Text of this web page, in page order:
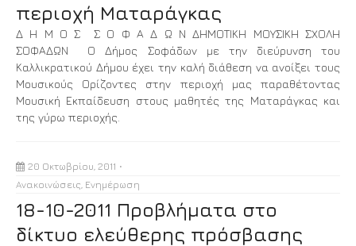
περιοχή Ματαράγκας
Δ Η Μ Ο Σ Σ Ο Φ Α Δ Ω Ν ΔΗΜΟΤΙΚΗ ΜΟΥΣΙΚΗ ΣΧΟΛΗ
ΣΟΦΑΔΩΝ Ο Δήμος Σοφάδων με την διεύρυνση του
Καλλικρατικού Δήμου έχει την καλή διάθεση να ανοίξει τους
Μουσικούς Ορίζοντες στην περιοχή μας παραθέτοντας
Μουσική Εκπαίδευση στους μαθητές της Ματαράγκας και
της γύρω περιοχής.
20 Οκτωβρίου, 2011
Ανακοινώσεις Ενημέρωση
18-10-2011 Προβλήματα στο
δίκτυο ελεύθερης πρόσβασης